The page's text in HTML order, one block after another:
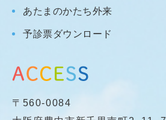
あたまのかたち外来
予診票ダウンロード
〒560-0084